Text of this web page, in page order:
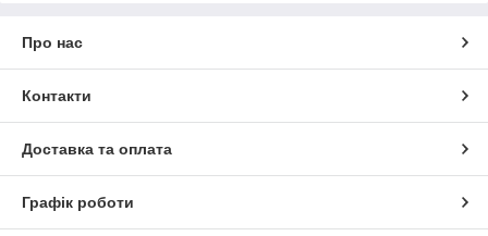
Про нас
Контакти
Доставка та оплата
Графік роботи